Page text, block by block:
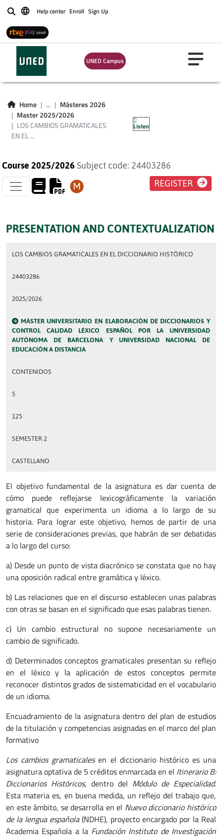
BuscarHelp center Enroll Sign Up
UNED Campus
Home ...
Másteres 2026
Master 2025/2026
LOS CAMBIOS GRAMATICALES
EN EL ...
Listen
LOS CAMBIOS
GRAMATICALES EN
EL DICCIONARIO
HISTÓRICO
Course 2025/2026 Subject code: 24403286
REGISTER
PRESENTATION AND CONTEXTUALIZATION
LOS CAMBIOS GRAMATICALES EN EL DICCIONARIO HISTÓRICO
24403286
2025/2026
MÁSTER UNIVERSITARIO EN ELABORACIÓN DE DICCIONARIOS Y
CONTROL CALIDAD LÉXICO ESPAÑOL POR LA UNIVERSIDAD
AUTÓNOMA DE BARCELONA Y UNIVERSIDAD NACIONAL DE
EDUCACIÓN A DISTANCIA
CONTENIDOS
5
125
SEMESTER 2
CASTELLANO
El objetivo fundamental de la asignatura es dar cuenta de
cómo puede reflejarse lexicográficamente la variación
gramatical que experimenta un idioma a lo largo de su
historia. Para lograr este objetivo, hemos de partir de una
serie de consideraciones previas, que habrán de ser debatidas
a lo largo del curso:
a) Desde un punto de vista diacrónico se constata que no hay
una oposición radical entre gramática y léxico.
b) Las relaciones que en el discurso establecen unas palabras
con otras se basan en el significado que esas palabras tienen.
c) Un cambio estructural no supone necesariamente un
cambio de significado.
d) Determinados conceptos gramaticales presentan su reflejo
en el léxico y la aplicación de estos conceptos permite
reconocer distintos grados de sistematicidad en el vocabulario
de un idioma.
Encuadramiento de la asignatura dentro del plan de estudios
de la titulación y competencias asignadas en el marco del plan
formativo
Los cambios gramaticalesen el diccionario histórico es una
asignatura optativa de 5 créditos enmarcada en el Itinerario B:
Diccionarios Históricos, dentro del Módulo de Especialidad.
Esta materia es, en buena medida, un reflejo del trabajo que,
en este ámbito, se desarrolla en el Nuevo diccionario histórico
de la lengua española(NDHE), proyecto encargado por la Real
Academia Española a la Fundación Instituto de Investigación